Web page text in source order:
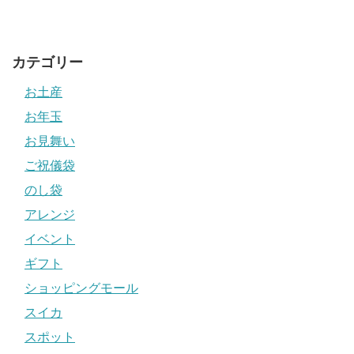
カテゴリー
お土産
お年玉
お見舞い
ご祝儀袋
のし袋
アレンジ
イベント
ギフト
ショッピングモール
スイカ
スポット